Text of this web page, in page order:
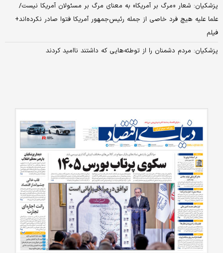
پزشکیان: شعار «مرگ بر آمریکا» به معنای مرگ بر مسئولان آمریکا نیست/
علما علیه هیچ فرد خاصی از جمله رئیس‌جمهور آمریکا فتوا صادر نکرده‌اند+
فیلم
پزشکیان: مردم دشمنان را از توطئه‌هایی که داشتند ناامید کردند